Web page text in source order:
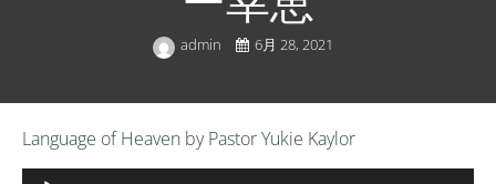
admin 6月 28, 2021
Language of Heaven by Pastor Yukie Kaylor